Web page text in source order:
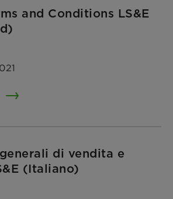
and Conditions LS&E
di vendita e
(Italiano)